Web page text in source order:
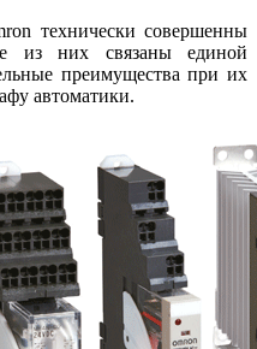
технически совершенны
из них связаны единой
преимущества при их
автоматики.